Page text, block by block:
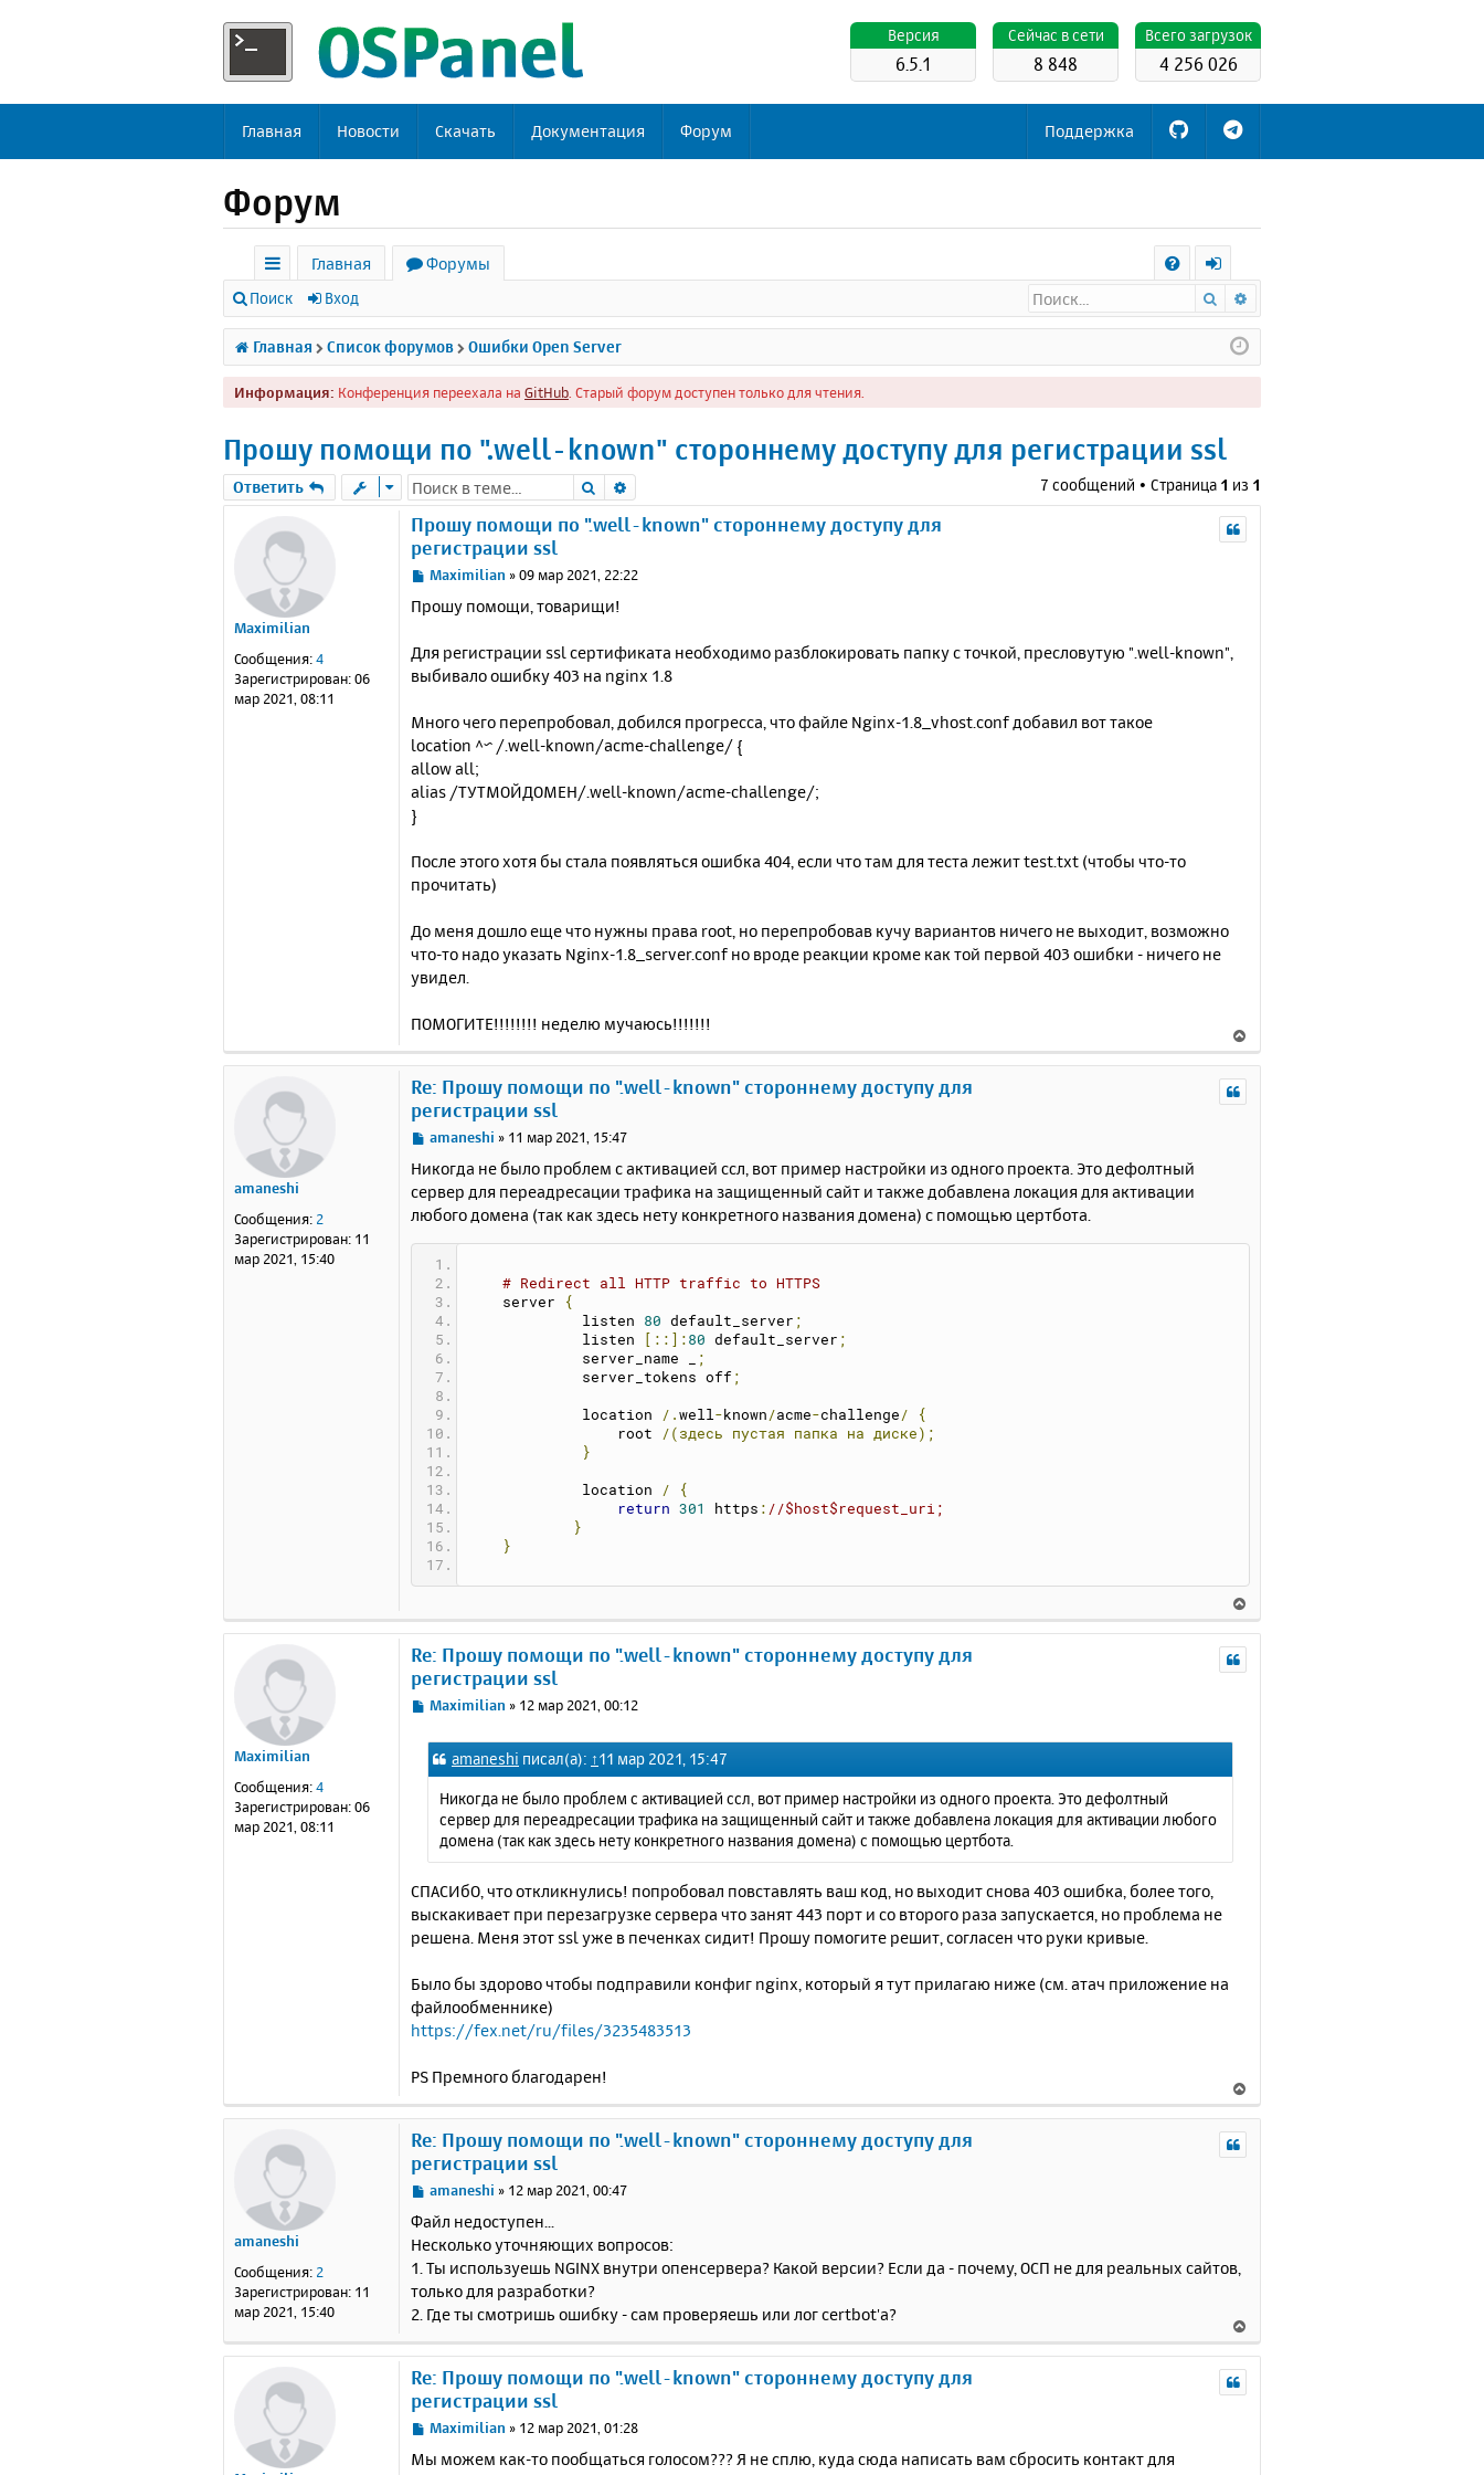
Всего загрузок
4 256 026
Cейчас в сети
8 848
Версия
6.5.1
Главная Новости Скачать Документация Форум Поддержка
Форум
с
ы
л
к
Главная
Форумы
Q
х
о
д
Поиск Вход Поиск
Главная Список форумов Ошибки Open Server
Информация: Конференция переехала на GitHub . Старый форум доступен только для чтения.
Прошу помощи по ".well-known" стороннему доступу для регистрации ssl
Ответить Поиск 7 сообщений • Страница 1 из 1
Maximilian
Сообщения:4
Зарегистрирован:06
мар 2021, 08:11
Прошу помощи по ".well-known" стороннему доступу для
регистрации ssl
С
о
щ
е
е
Maximilian »09 мар 2021, 22:22
Прошу помощи, товарищи!
Для регистрации ssl сертификата необходимо разблокировать папку с точкой, пресловутую ".well-known",
выбивало ошибку 403 на nginx 1.8
Много чего перепробовал, добился прогресса, что файле Nginx-1.8_vhost.conf добавил вот такое
location ^~ /.well-known/acme-challenge/ {
allow all;
alias /ТУТМОЙДОМЕН/.well-known/acme-challenge/;
}
После этого хотя бы стала появляться ошибка 404, если что там для теста лежит test.txt (чтобы что-то
прочитать)
До меня дошло еще что нужны права root, но перепробовав кучу вариантов ничего не выходит, возможно
что-то надо указать Nginx-1.8_server.conf но вроде реакции кроме как той первой 403 ошибки - ничего не
увидел.
ПОМОГИТЕ!!!!!!!! неделю мучаюсь!!!!!!!
е
н
amaneshi
Сообщения: 2
Зарегистрирован: 11
мар 2021, 15:40
Re: Прошу помощи по ".well-known" стороннему доступу для
регистрации ssl
С
о
б
щ
amaneshi » 11 мар 2021, 15:47
Никогда не было проблем с активацией ссл, вот пример настройки из одного проекта. Это дефолтный
сервер для переадресации трафика на защищенный сайт и также добавлена локация для активации
любого домена (так как здесь нету конкретного названия домена) с помощью цертбота.
# Redirect all HTTP traffic to HTTPS
    server
{
	     listen
80 default_server ;
	     listen
[::]: 80 default_server ;
	     server_name _
;
             server_tokens off
;
             location
/. well - known /acme-challenge /
{
                 root
/(здесь пустая папка на
диске);
}
	     location
/
{
return 301 https : //$host$request_uri;
}
}
е
Maximilian
Сообщения:4
Зарегистрирован:06
мар 2021, 08:11
Re: Прошу помощи по ".well-known" стороннему доступу для
регистрации ssl
С
о
б
е
Maximilian » 12 мар 2021, 00:12
amaneshi писал(а): ↑11 мар 2021, 15:47
Никогда не было проблем с активацией ссл, вот пример настройки из одного проекта. Это дефолтный
сервер для переадресации трафика на защищенный сайт и также добавлена локация для активации любого
домена (так как здесь нету конкретного названия домена) с помощью цертбота.
СПАСИбО, что откликнулись! попробовал повставлять ваш код, но выходит снова 403 ошибка, более того,
выскакивает при перезагрузке сервера что занят 443 порт и со второго раза запускается, но проблема не
решена. Меня этот ssl уже в печенках сидит! Прошу помогите решит, согласен что руки кривые.
Было бы здорово чтобы подправили конфиг nginx, который я тут прилагаю ниже (см. атач приложение на
файлообменнике)
https://fex.net/ru/files/3235483513
PS Премного благодарен!
е
а
amaneshi
Сообщения: 2
Зарегистрирован: 11
мар 2021, 15:40
Re: Прошу помощи по ".well-known" стороннему доступу для
регистрации ssl
С
о
б
щ
е
н
и
е
amaneshi » 12 мар 2021, 00:47
Файл недоступен...
Несколько уточняющих вопросов:
1. Ты используешь NGINX внутри опенсервера? Какой версии? Если да - почему, ОСП не для реальных сайтов,
только для разработки?
2. Где ты смотришь ошибку - сам проверяешь или лог certbot'а?
е
Re: Прошу помощи по ".well-known" стороннему доступу для
регистрации ssl
С
о
Maximilian » 12 мар 2021, 01:28
Мы можем как-то пообщаться голосом??? Я не сплю, куда сюда написать вам сбросить контакт для